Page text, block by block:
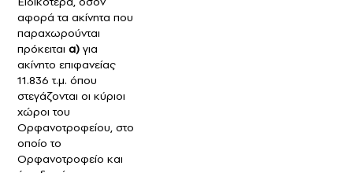
αφορά τα ακίνητα που
παραχωρούνται
πρόκειται α) για
ακίνητο επιφανείας
11.836 τ.μ. όπου
στεγάζονται οι κύριοι
χώροι του
Ορφανοτροφείου, στο
οποίο το
Ορφανοτροφείο και